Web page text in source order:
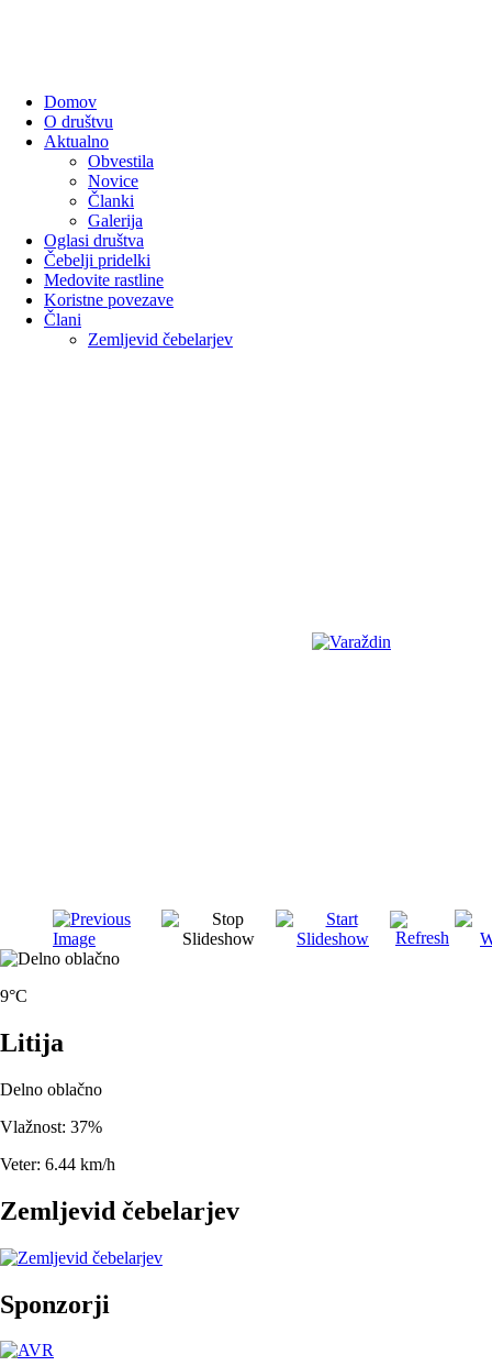
Domov
O društvu
Aktualno
Obvestila
Novice
Članki
Galerija
Oglasi društva
Čebelji pridelki
Medovite rastline
Koristne povezave
Člani
Zemljevid čebelarjev
9°C
Litija
Delno oblačno
Vlažnost: 37%
Veter: 6.44 km/h
Zemljevid čebelarjev
Sponzorji